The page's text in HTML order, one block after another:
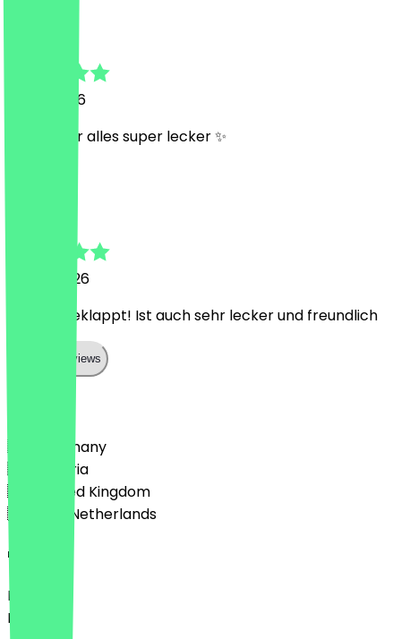
3 May 2026
Wie immer alles super lecker ✨
11 April 2026
Hat gut geklappt! Ist auch sehr lecker und freundlich
Show all reviews
🇩🇪 Germany
🇦🇹 Austria
🇬🇧 United Kingdom
🇳🇱 The Netherlands
Language
Deutsch
English